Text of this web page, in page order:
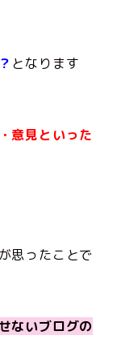
となります
意見といった
思ったことで
ないブログの